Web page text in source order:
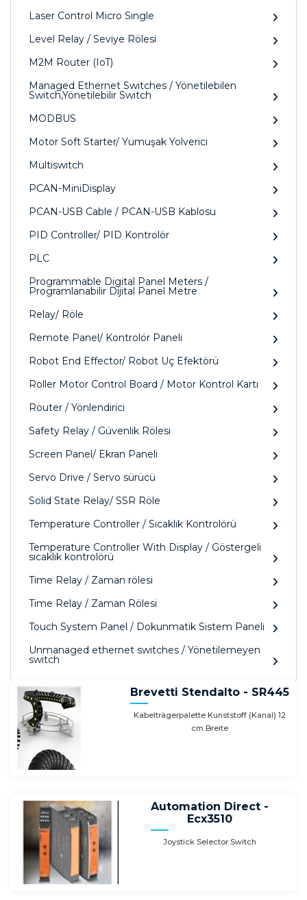
Laser Control Micro Single
Level Relay / Seviye Rölesi
M2M Router (IoT)
Managed Ethernet Switches / Yönetilebilen
Switch,Yönetilebilir Switch
MODBUS
Motor Soft Starter/ Yumuşak Yolverici
Multiswitch
PCAN-MiniDisplay
PCAN-USB Cable / PCAN-USB Kablosu
PID Controller/ PID Kontrolör
PLC
Programmable Digital Panel Meters /
Programlanabilir Dijital Panel Metre
Relay/ Röle
Remote Panel/ Kontrolör Paneli
Robot End Effector/ Robot Uç Efektörü
Roller Motor Control Board / Motor Kontrol Kartı
Router / Yönlendirici
Safety Relay / Güvenlik Rölesi
Screen Panel/ Ekran Paneli
Servo Drive / Servo sürücü
Solid State Relay/ SSR Röle
Temperature Controller / Sıcaklık Kontrolörü
Temperature Controller With Display / Göstergeli
sıcaklık kontrolörü
Time Relay / Zaman rölesi
Time Relay / Zaman Rölesi
Touch System Panel / Dokunmatik Sistem Paneli
Unmanaged ethernet switches / Yönetilemeyen
switch
Brevetti Stendalto - SR445
Kabelträgerpalette Kunststoff (Kanal) 12
cm Breite
Automation Direct -
Ecx3510
Joystick Selector Switch